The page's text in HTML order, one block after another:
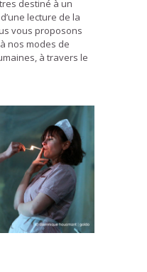
destiné à un
lecture de la
vous proposons
nos modes de
à travers le